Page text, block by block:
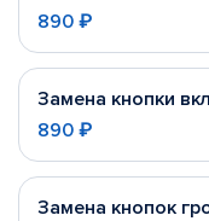
890 ₽
Замена кнопки
890 ₽
Замена кнопок